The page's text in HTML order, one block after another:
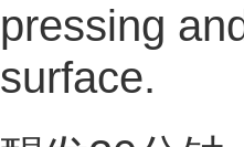
pressing
surface.